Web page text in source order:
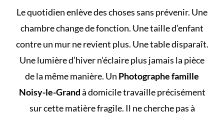
Le quotidien enlève des choses sans prévenir. Une
chambre change de fonction. Une taille d’enfant
contre un mur ne revient plus. Une table disparaît.
Une lumière d’hiver n’éclaire plus jamais la pièce
de la même manière. Un Photographe famille
Noisy-le-Grandà domicile travaille précisément
sur cette matière fragile. Il ne cherche pas à